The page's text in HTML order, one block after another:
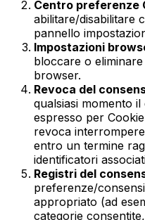
Centro preferenze
abilitare/disabilitare
pannello
Impostazioni
bloccare o
browser.
Revoca del
qualsiasi momento
espresso per
revoca
entro un termine
identificatori
Registri del
preferenze/
appropriato (ad
categorie